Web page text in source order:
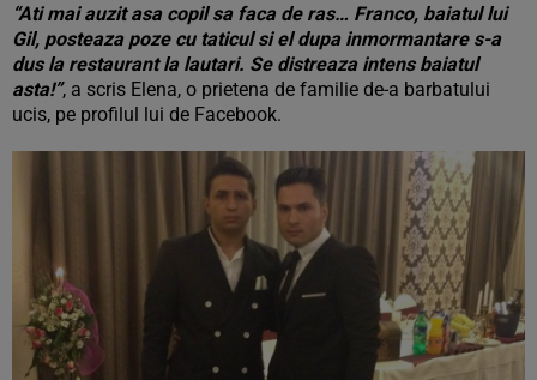
“Ati mai auzit asa copil sa faca de ras… Franco, baiatul lui
Gil, posteaza poze cu taticul si el dupa inmormantare s-a
dus la restaurant la lautari. Se distreaza intens baiatul
asta!”, a scris Elena, o prietena de familie de-a barbatului
ucis, pe profilul lui de Facebook.